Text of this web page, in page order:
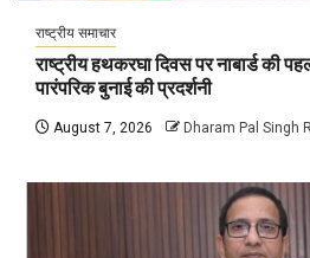
राष्ट्रीय समाचार
राष्ट्रीय हथकरघा दिवस पर नाबार्ड की
पारंपरिक बुनाई की प्रदर्शनी
August 7, 2026 Dharam Pal Singh